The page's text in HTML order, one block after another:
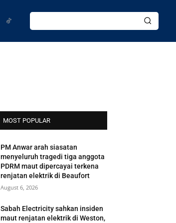
MOST POPULAR
PM Anwar arah siasatan
menyeluruh tragedi tiga anggota
PDRM maut dipercayai terkena
renjatan elektrik di Beaufort
August 6, 2026
Sabah Electricity sahkan insiden
maut renjatan elektrik di Weston,